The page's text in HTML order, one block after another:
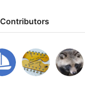
Contributors